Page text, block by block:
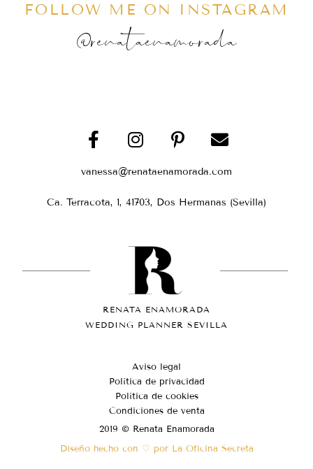
FOLLOW ME ON INSTAGRAM
@renataenamorada
vanessa@renataenamorada.com
Ca. Terracota, 1, 41703, Dos Hermanas (Sevilla)
RENATA ENAMORADA
WEDDING PLANNER SEVILLA
Aviso legal
Política de privacidad
Política de cookies
Condiciones de venta
2019 © Renata Enamorada
Diseño hecho con ♡ por La Oficina Secreta